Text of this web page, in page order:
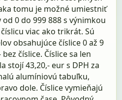
tomu je možné umiestniť
0 do 999 888 s výnimkou
viac ako trikrát. Sú
obsahujúce číslice 0 až 9
číslice. Číslice sa len
stojí 43,20,- eur s DPH za
alumíniovú tabuľku,
dole. Číslice vymieňajú